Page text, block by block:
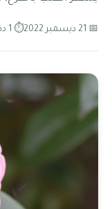
📅 21 ديسمبر 2022 ⏱ 1 دقائق قراءة